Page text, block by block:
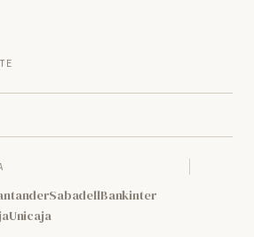
SabadellBankinter
Unicaja